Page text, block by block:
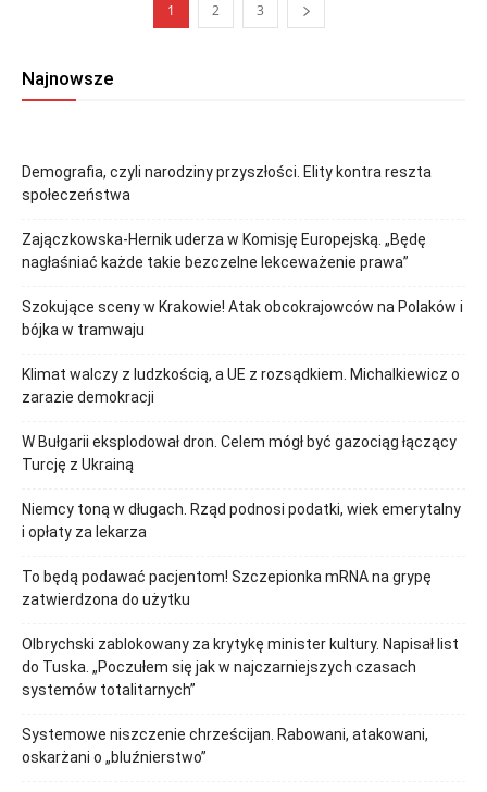
1 2 3
Najnowsze
Demografia, czyli narodziny przyszłości. Elity kontra reszta
społeczeństwa
Zajączkowska-Hernik uderza w Komisję Europejską. „Będę
nagłaśniać każde takie bezczelne lekceważenie prawa”
Szokujące sceny w Krakowie! Atak obcokrajowców na Polaków i
bójka w tramwaju
Klimat walczy z ludzkością, a UE z rozsądkiem. Michalkiewicz o
zarazie demokracji
W Bułgarii eksplodował dron. Celem mógł być gazociąg łączący
Turcję z Ukrainą
Niemcy toną w długach. Rząd podnosi podatki, wiek emerytalny
i opłaty za lekarza
To będą podawać pacjentom! Szczepionka mRNA na grypę
zatwierdzona do użytku
Olbrychski zablokowany za krytykę minister kultury. Napisał list
do Tuska. „Poczułem się jak w najczarniejszych czasach
systemów totalitarnych”
Systemowe niszczenie chrześcijan. Rabowani, atakowani,
oskarżani o „bluźnierstwo”